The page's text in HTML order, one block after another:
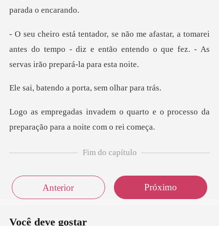
tomarei
antes do tempo - diz e então entendo o qu
o a porta, sem
arto e o processo da
preparação
Fim do capítulo
Anterior Próximo
Você deve gostar